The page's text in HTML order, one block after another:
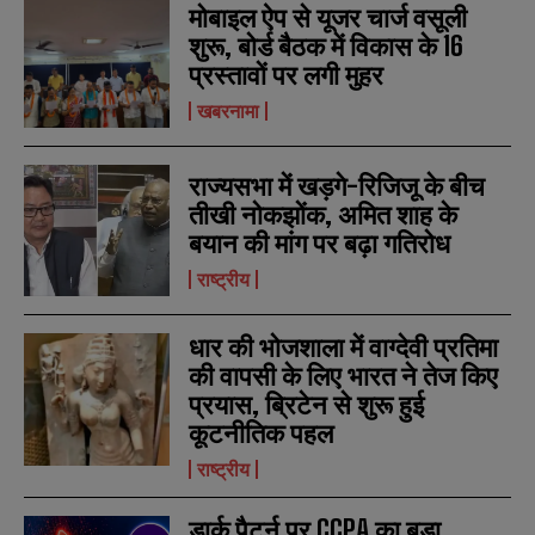
N
m
eE
N
m
eE
मोबाइल ऐप से यूजर चार्ज वसूली
शुरू, बोर्ड बैठक में विकास के 16
प्रस्तावों पर लगी मुहर
खबरनामा
राज्यसभा में खड़गे-रिजिजू के बीच
तीखी नोकझोंक, अमित शाह के
बयान की मांग पर बढ़ा गतिरोध
राष्ट्रीय
धार की भोजशाला में वाग्देवी प्रतिमा
की वापसी के लिए भारत ने तेज किए
प्रयास, ब्रिटेन से शुरू हुई
कूटनीतिक पहल
राष्ट्रीय